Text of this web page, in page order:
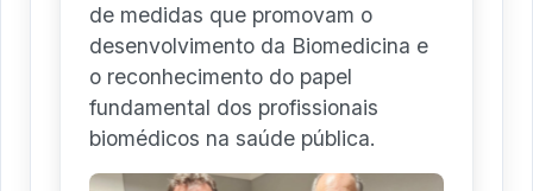
de medidas que promovam o
desenvolvimento da Biomedicina e
o reconhecimento do papel
fundamental dos profissionais
biomédicos na saúde pública.